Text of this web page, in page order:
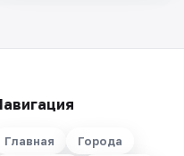
Главная
Города